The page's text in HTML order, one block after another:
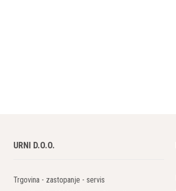
URNI D.O.O.
Trgovina - zastopanje - servis